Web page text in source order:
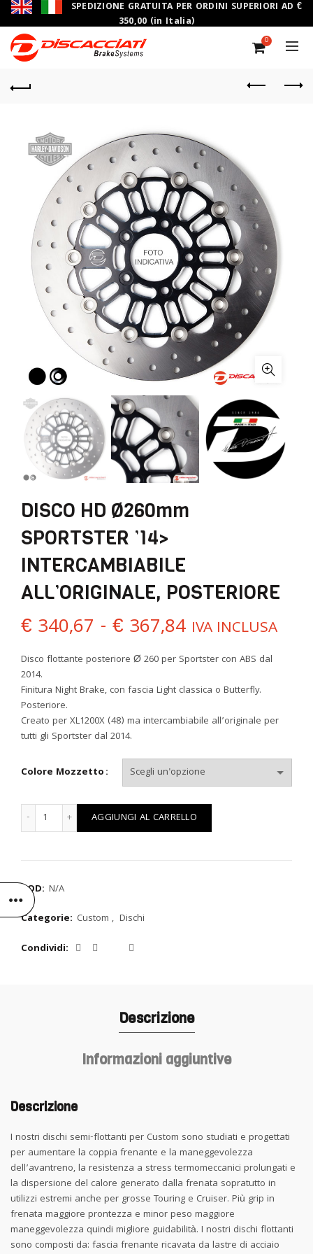
SPEDIZIONE GRATUITA PER ORDINI SUPERIORI AD €
350,00 (in Italia)
0
DISCO HD Ø260mm
SPORTSTER ’14>
INTERCAMBIABILE
ALL’ORIGINALE, POSTERIORE
€ 340,67 - € 367,84Fascia
di
prezzo:
da
€ 340,67
a
€ 367,84
IVA INCLUSA
Disco flottante posteriore Ø 260 per Sportster con ABS dal
2014.
Finitura Night Brake, con fascia Light classica o Butterfly.
Posteriore.
Creato per XL1200X (48) ma intercambiabile all’originale per
tutti gli Sportster dal 2014.
Colore Mozzetto
DISCO HD Ø260mm SPORTSTER '14> INTERCAMBIABILE
AGGIUNGI AL CARRELLO
COD: N/A
Categorie: Custom , Dischi
Condividi
Descrizione
Informazioni aggiuntive
Descrizione
I nostri dischi semi-flottanti per Custom sono studiati e progettati
per aumentare la coppia frenante e la maneggevolezza
dell’avantreno, la resistenza a stress termomeccanici prolungati e
la dispersione del calore generato dalla frenata sopratutto in
utilizzi estremi anche per grosse Touring e Cruiser. Più grip in
frenata maggiore prontezza e minor peso maggiore
maneggevolezza quindi migliore guidabilità. I nostri dischi flottanti
sono composti da: fascia frenante ricavata da lastre di acciaio